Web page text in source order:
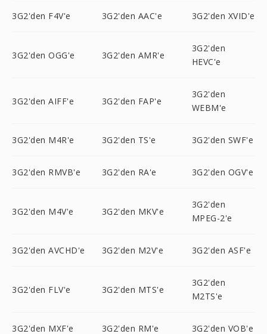
3G2'den F4V'e 3G2'den AAC'e 3G2'den XVID'e
3G2'den OGG'e 3G2'den AMR'e
3G2'den
HEVC'e
3G2'den AIFF'e 3G2'den FAP'e
3G2'den
WEBM'e
3G2'den M4R'e 3G2'den TS'e 3G2'den SWF'e
3G2'den RMVB'e 3G2'den RA'e 3G2'den OGV'e
3G2'den M4V'e 3G2'den MKV'e
3G2'den
MPEG-2'e
3G2'den AVCHD'e 3G2'den M2V'e 3G2'den ASF'e
3G2'den FLV'e 3G2'den MTS'e
3G2'den
M2TS'e
3G2'den MXF'e 3G2'den RM'e 3G2'den VOB'e